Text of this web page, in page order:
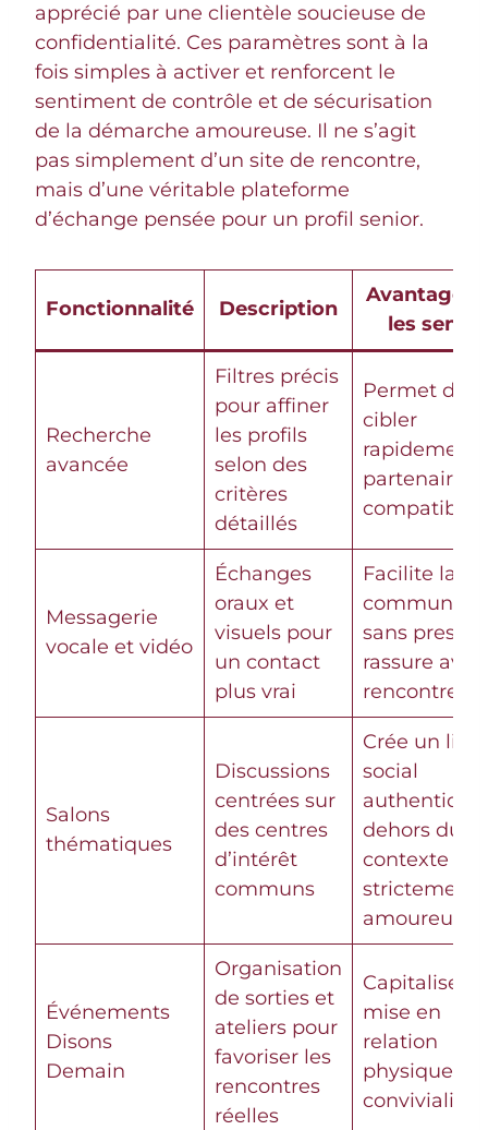
apprécié par une clientèle soucieuse de
confidentialité. Ces paramètres sont à la
fois simples à activer et renforcent le
sentiment de contrôle et de sécurisation
de la démarche amoureuse. Il ne s’agit
pas simplement d’un site de rencontre,
mais d’une véritable plateforme
d’échange pensée pour un profil senior.
Fonctionnalité Description
Avantage
les
Recherche
avancée
Filtres précis
pour affiner
les profils
selon des
critères
détaillés
Permet de
cibler
rapidement
partenaires
compatibles
Messagerie
vocale et vidéo
Échanges
oraux et
visuels pour
un contact
plus vrai
Facilite la
sans
rassure
rencontre
Salons
thématiques
Discussions
centrées sur
des centres
d’intérêt
communs
Crée un lien
social
authentique
dehors du
contexte
strictement
amoureux
Événements
Disons
Demain
Organisation
de sorties et
ateliers pour
favoriser les
rencontres
réelles
Capitalise
mise en
relation
physique et
convivialité